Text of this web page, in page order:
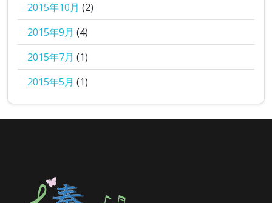
2015年10月 (2)
2015年9月 (4)
2015年7月 (1)
2015年5月 (1)